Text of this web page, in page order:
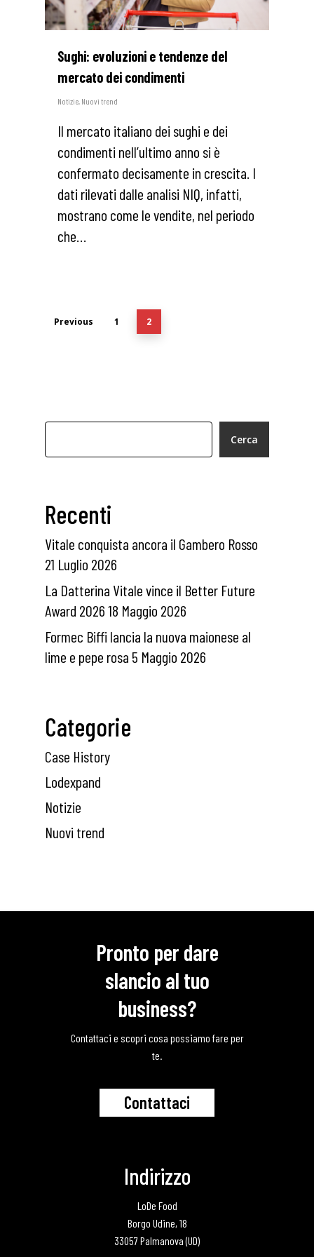
Sughi: evoluzioni e tendenze del
mercato dei condimenti
Notizie Nuovi trend
Il mercato italiano dei sughi e dei
condimenti nell’ultimo anno si è
confermato decisamente in crescita. I
dati rilevati dalle analisi NIQ, infatti,
mostrano come le vendite, nel periodo
che…
Previous 1 2
Cerca
Recenti
Vitale conquista ancora il Gambero Rosso
21 Luglio 2026
La Datterina Vitale vince il Better Future
Award 202618 Maggio 2026
Formec Biffi lancia la nuova maionese al
lime e pepe rosa 5 Maggio 2026
Categorie
Case History
Lodexpand
Notizie
Nuovi trend
Pronto per dare
slancio al tuo
business?
Contattaci e scopri cosa possiamo fare per
te.
Contattaci
Indirizzo
LoDe Food
Borgo Udine, 18
33057 Palmanova (UD)